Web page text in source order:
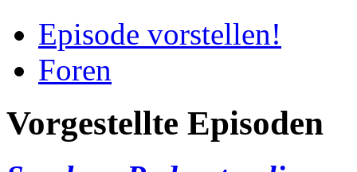
Episode vorstellen!
Foren
Vorgestellte Episoden